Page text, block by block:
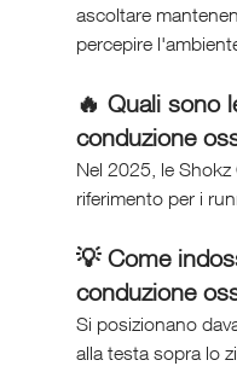
ascoltare
percepire
🔥 Quali sono
conduzione
Nel 2025, le
riferimento per i
💡 Come
conduzione
Si posizionano
alla testa sopra lo